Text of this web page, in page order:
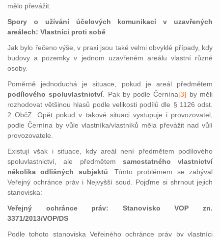
mělo převážit.
Spory o užívání účelových komunikací v uzavřených
areálech: Vlastníci proti sobě
Jak bylo řečeno výše, v praxi jsou také velmi obvyklé případy, kdy
budovy a pozemky v jednom uzavřeném areálu vlastní různé
osoby.
Poměrně jednoduchá je situace, pokud je areál předmětem
podílového spoluvlastnictví . Pak by podle Černína[3] by měli
rozhodovat většinou hlasů podle velikosti podílů dle § 1126 odst.
2 ObčZ. Opět pokud v takové situaci vystupuje i provozovatel,
podle Černína by vůle vlastníka/vlastníků měla převážit nad vůlí
provozovatele.
Existují však i situace, kdy areál není předmětem podílového
spoluvlastnictví, ale předmětem samostatného vlastnictví
několika odlišných subjektů . Tímto problémem se zabýval
Veřejný ochránce práv i Nejvyšší soud. Pojďme si shrnout jejich
stanoviska:
Veřejný ochránce práv: Stanovisko VOP zn.
3371/2013/VOP/DS
Podle tohoto stanoviska Veřejného ochránce práv by vlastníci